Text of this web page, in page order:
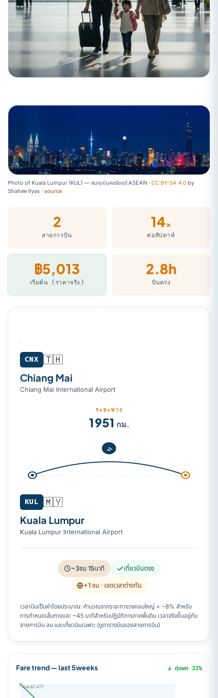
Photo of Kuala Lumpur (KUL) — สนามบินคอริดอร์ ASEAN · CC BY-SA 4.0 by
Shahee Ilyas · source
2
สายการบิน
14×
ต่อสัปดาห์
฿5,013
เริ่มต้น (ราคาจริง)
2.8h
บินตรง
Chiang Mai (CNX) → Kuala Lumpur (KUL)
CNX 🇹🇭
Chiang Mai
Chiang Mai International Airport
ระยะทาง
1 951 กม.
KUL 🇲🇾
Kuala Lumpur
Kuala Lumpur International Airport
~3ชม 15นาที เที่ยวบินตรง
+1 ชม · เขตเวลาต่างกัน
เวลาบินเป็นค่าโดยประมาณ: คำนวณจากระยะทางวงกลมใหญ่ + ~8% สำหรับ
การกำหนดเส้นทางและ ~45 นาทีสำหรับปฏิบัติการภาคพื้นดิน เวลาจริงขึ้นอยู่กับ
สายการบิน ลม และเที่ยวบินเฉพาะ (ดูตารางบินของสายการบิน)
Fare trend — last 5weeks ↓ down 33%
max ฿7,472